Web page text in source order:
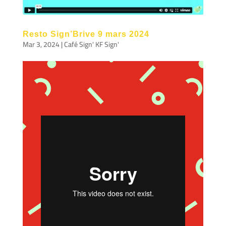
Resto Sign’Brive 9 mars 2024
Mar 3, 2024|Café Sign' KF Sign'